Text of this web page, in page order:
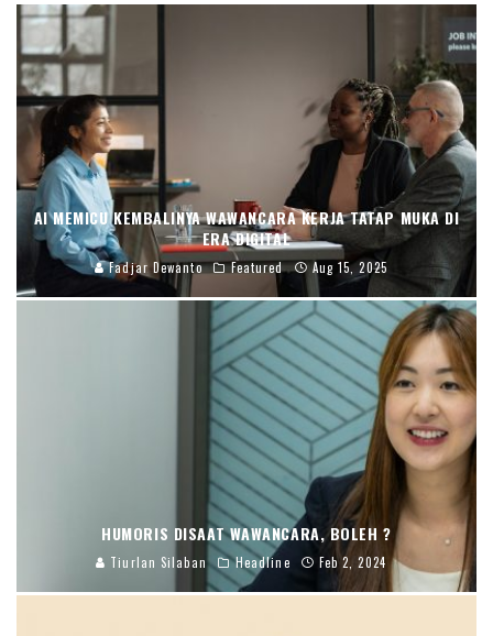
AI MEMICU KEMBALINYA WAWANCARA KERJA TATAP MUKA DI
ERA DIGITAL
Fadjar Dewanto Featured Aug 15, 2025
HUMORIS DISAAT WAWANCARA, BOLEH ?
Tiurlan Silaban Headline Feb 2, 2024